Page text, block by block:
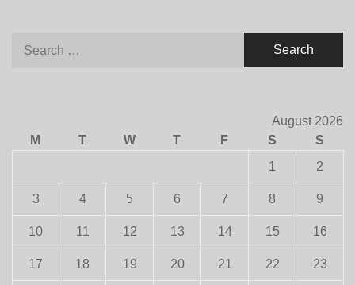
August 2026
M
T W T F S
S
1
2
3 4 5 6 7 8 9
10 11 12 13 14 15 16
17 18 19 20 21 22 23